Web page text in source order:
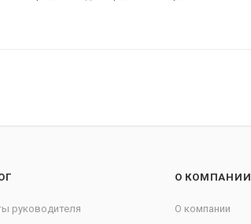
руководителя
О КОМПАНИИ
О компании